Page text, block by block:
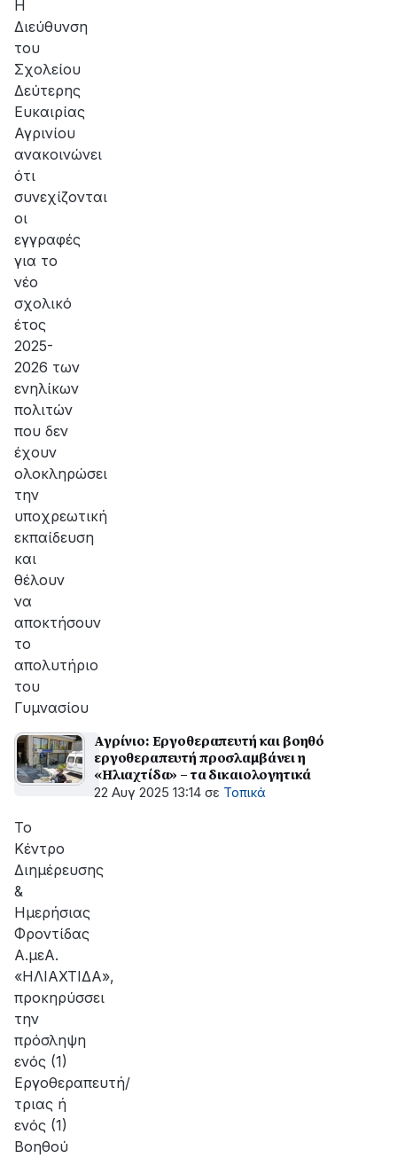
Η
Διεύθυνση
του
Σχολείου
Δεύτερης
Ευκαιρίας
Αγρινίου
ανακοινώνει
ότι
συνεχίζονται
οι
εγγραφές
για το
νέο
σχολικό
έτος
2025-
2026 των
ενηλίκων
πολιτών
που δεν
έχουν
ολοκληρώσει
την
υποχρεωτική
εκπαίδευση
και
θέλουν
να
αποκτήσουν
το
απολυτήριο
του
Γυμνασίου
Αγρίνιο: Εργοθεραπευτή και βοηθό
εργοθεραπευτή προσλαμβάνει η
«Ηλιαχτίδα» – τα δικαιολογητικά
22 Αυγ 2025 13:14 σε Τοπικά
Το
Κέντρο
Διημέρευσης
&
Ημερήσιας
Φροντίδας
Α.μεΑ.
«ΗΛΙΑΧΤΙΔΑ»,
προκηρύσσει
την
πρόσληψη
ενός (1)
Εργοθεραπευτή/
τριας ή
ενός (1)
Βοηθού